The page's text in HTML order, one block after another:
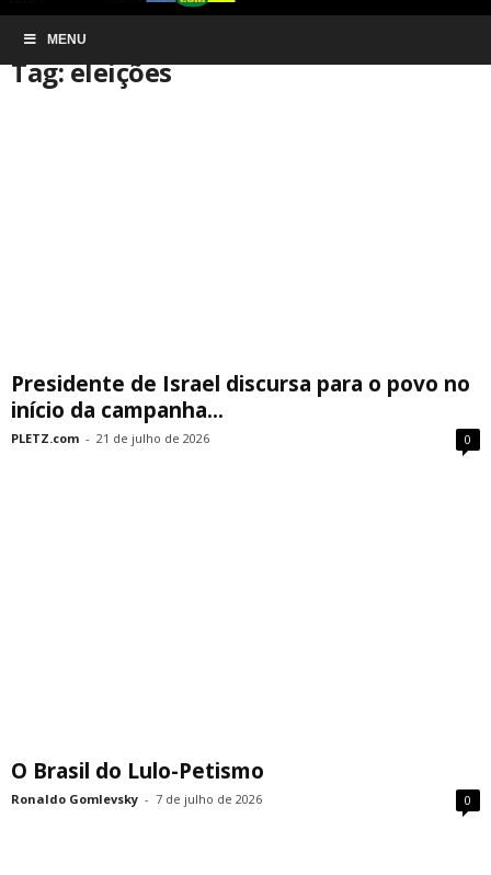
MENU
Início Tags
Tag: eleições
Presidente de Israel discursa para o povo no
início da campanha...
PLETZ.com - 21 de julho de 2026 0
O Brasil do Lulo-Petismo
Ronaldo Gomlevsky - 7 de julho de 2026 0